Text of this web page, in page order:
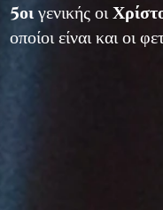
5οιγενικής οι
οποίοι είναι και οι